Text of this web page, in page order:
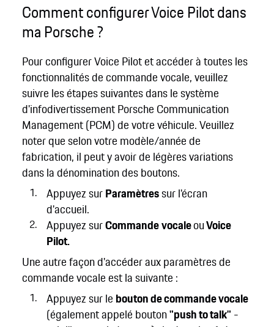
Comment configurer Voice Pilot dans
ma Porsche ?
Pour configurer Voice Pilot et accéder à toutes les
fonctionnalités de commande vocale, veuillez
suivre les étapes suivantes dans le système
d'infodivertissement Porsche Communication
Management (PCM) de votre véhicule. Veuillez
noter que selon votre modèle/année de
fabrication, il peut y avoir de légères variations
dans la dénomination des boutons.
Appuyez surParamètressur l'écran
d'accueil.
Appuyez surCommandevocaleouVoice
Pilot.
Une autre façon d'accéder aux paramètres de
commande vocale est la suivante :
Appuyez sur le bouton de commande vocale
(également appelé bouton"push to talk" -